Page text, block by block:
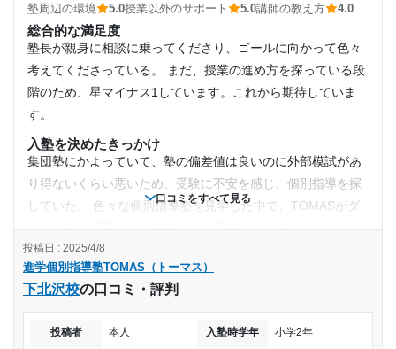
口コミをすべて見る
塾周辺の環境
5.0授業以外のサポート 5.0講師の教え方 4.0
総合的な満足度
塾長が親身に相談に乗ってくださり、ゴールに向かって色々
考えてくださっている。 まだ、授業の進め方を探っている段
階のため、星マイナス1しています。これから期待していま
す。
入塾を決めたきっかけ
集団塾にかよっていて、塾の偏差値は良いのに外部模試があ
り得ないくらい悪いため、受験に不安を感じ、個別指導を探
していた。 色々な個別指導塾を見学した中で、TOMASがダ
く思いました。
塾の雰囲気
とても自由
もう1教科増やしたいが、高いので悩みます。他の個別指導の
進学個別指導塾TOMAS（トーマス）
下北沢校の口コミ・評判
投稿日 : 2025/4/8
投稿者 本人 入塾時学年 小学2年